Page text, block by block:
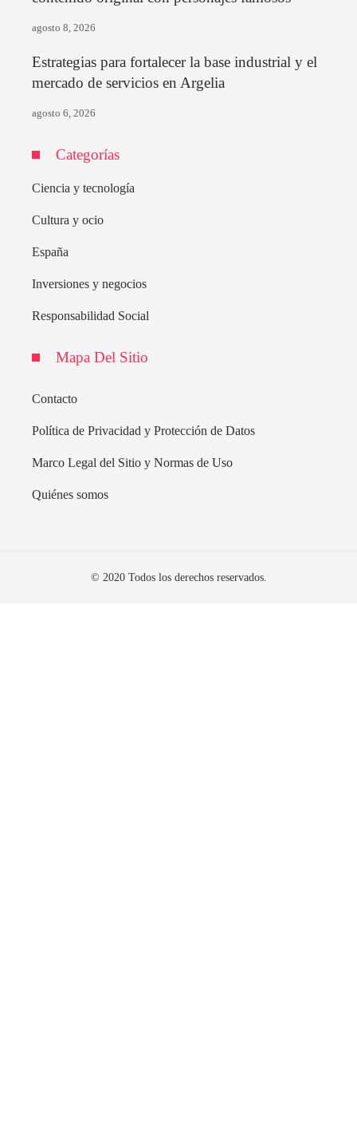
agosto 8, 2026
Estrategias para fortalecer la base industrial y el
mercado de servicios en Argelia
agosto 6, 2026
Categorías
Ciencia y tecnología
Cultura y ocio
España
Inversiones y negocios
Responsabilidad Social
Mapa Del Sitio
Contacto
Política de Privacidad y Protección de Datos
Marco Legal del Sitio y Normas de Uso
Quiénes somos
© 2020 Todos los derechos reservados.